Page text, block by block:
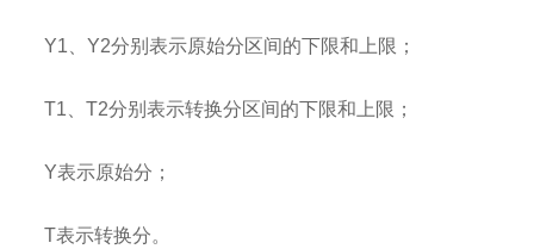
Y1、Y2分别表示原始分区间的下限和上限；
T1、T2分别表示转换分区间的下限和上限；
Y表示原始分；
T表示转换分。